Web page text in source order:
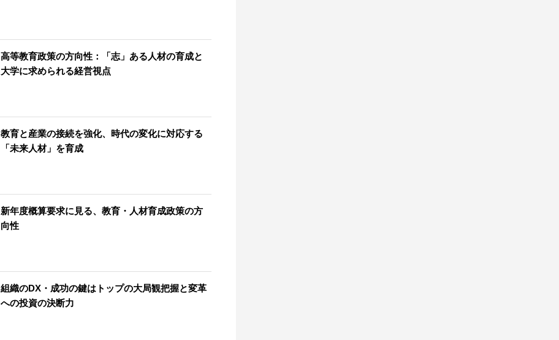
高等教育政策の方向性：「志」ある人材の育成と
大学に求められる経営視点
教育と産業の接続を強化、時代の変化に対応する
「未来人材」を育成
新年度概算要求に見る、教育・人材育成政策の方
向性
組織のDX・成功の鍵はトップの大局観把握と変革
への投資の決断力